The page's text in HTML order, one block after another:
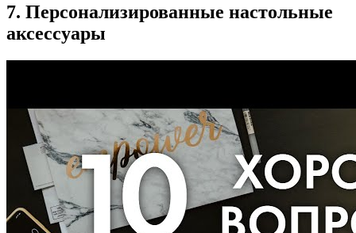
7. Персонализированные настольные
аксессуары